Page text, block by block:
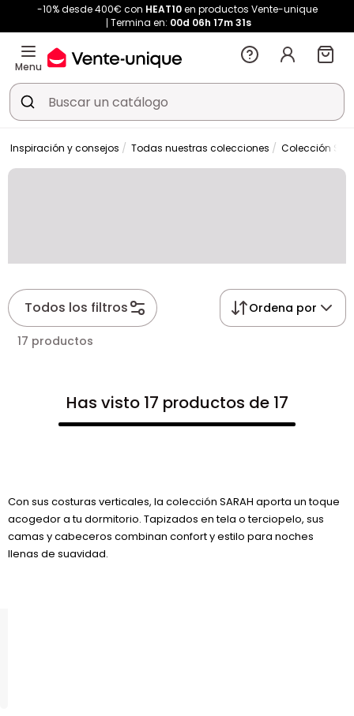
-10% desde 400€ con HEAT10en productos Vente-unique
Termina en: 00d 06h 17m 30s
Menu
Inspiración y consejos Todas nuestras colecciones Colección
Todos los filtros Ordena por
17 productos
Has visto 17 productos de 17
Con sus costuras verticales, la colección SARAH aporta un toque
acogedor a tu dormitorio. Tapizados en tela o terciopelo, sus
camas y cabeceros combinan confort y estilo para noches
llenas de suavidad.